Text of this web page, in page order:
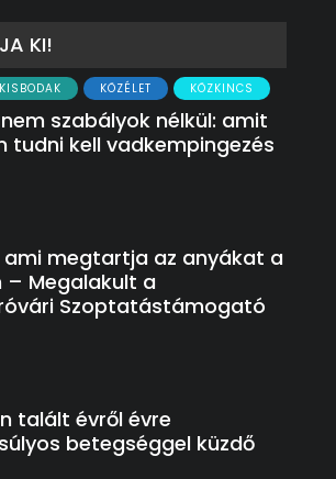
KI!
KISBODAK KÖZÉLET KÖZKINCS
szabályok nélkül: amit
tudni kell vadkempingezés
ami megtartja az anyákat a
– Megalakult a
Szoptatástámogató
talált évről évre
betegséggel küzdő